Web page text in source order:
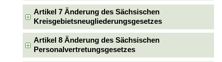
Artikel 7 Änderung des Sächsischen
Kreisgebietsneugliederungsgesetzes
Artikel 8 Änderung des Sächsischen
Personalvertretungsgesetzes